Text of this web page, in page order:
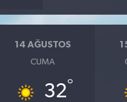
14 AĞUSTOS
CUMA
32°